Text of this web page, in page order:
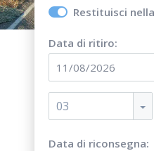
Restituisci
Data di ritiro:
03
Data di riconsegna: